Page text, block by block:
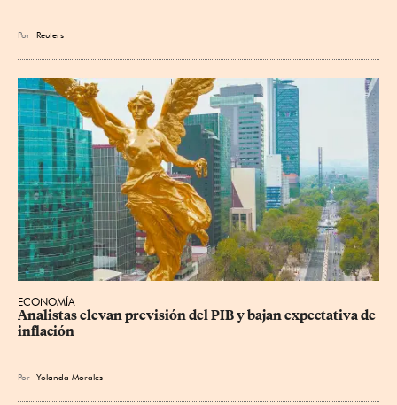
Por Reuters
ECONOMÍA
Analistas elevan previsión del PIB y bajan expectativa de
inflación
Por Yolanda Morales